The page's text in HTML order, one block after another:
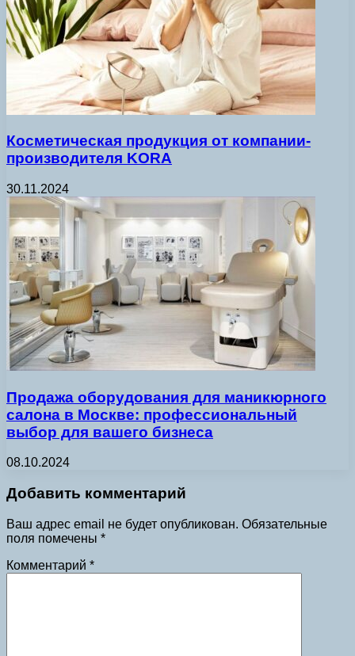
Косметическая продукция от компании-
производителя KORA
30.11.2024
Продажа оборудования для маникюрного
салона в Москве: профессиональный
выбор для вашего бизнеса
08.10.2024
Добавить комментарий
Ваш адрес email не будет опубликован. Обязательные
поля помечены *
Комментарий *